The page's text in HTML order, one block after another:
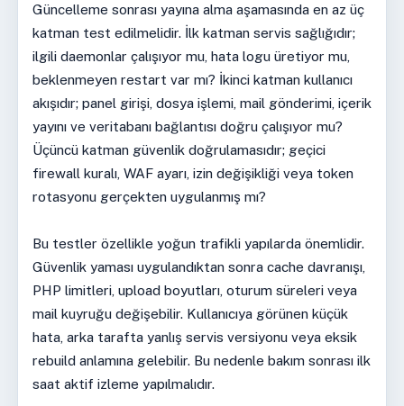
Güncelleme sonrası yayına alma aşamasında en az üç
katman test edilmelidir. İlk katman servis sağlığıdır;
ilgili daemonlar çalışıyor mu, hata logu üretiyor mu,
beklenmeyen restart var mı? İkinci katman kullanıcı
akışıdır; panel girişi, dosya işlemi, mail gönderimi, içerik
yayını ve veritabanı bağlantısı doğru çalışıyor mu?
Üçüncü katman güvenlik doğrulamasıdır; geçici
firewall kuralı, WAF ayarı, izin değişikliği veya token
rotasyonu gerçekten uygulanmış mı?
Bu testler özellikle yoğun trafikli yapılarda önemlidir.
Güvenlik yaması uygulandıktan sonra cache davranışı,
PHP limitleri, upload boyutları, oturum süreleri veya
mail kuyruğu değişebilir. Kullanıcıya görünen küçük
hata, arka tarafta yanlış servis versiyonu veya eksik
rebuild anlamına gelebilir. Bu nedenle bakım sonrası ilk
saat aktif izleme yapılmalıdır.